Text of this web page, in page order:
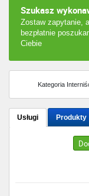
Szukasz
Zostaw zapytanie,
bezpłatnie
Ciebie
Kategoria
Usługi Produkty
Wrocław
Kraków
Poznań
Łódź
Katowice